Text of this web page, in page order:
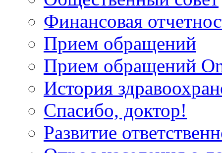
Финансовая
Прием обращений
Прием обращений
История
Спасибо, доктор!
Развитие